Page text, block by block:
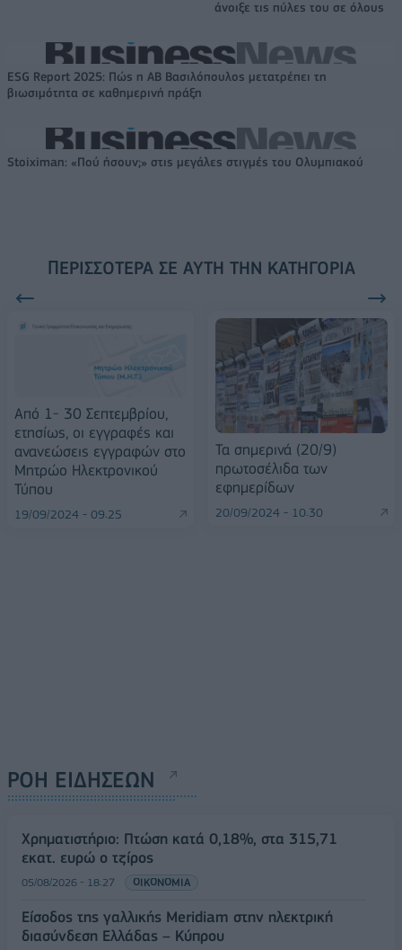
άνοιξε τις πύλες του σε όλους
ESG Report 2025: Πώς η ΑΒ Βασιλόπουλος μετατρέπει τη
βιωσιμότητα σε καθημερινή πράξη
Stoiximan: «Πού ήσουν;» στις μεγάλες στιγμές του Ολυμπιακού
ΠΕΡΙΣΣΌΤΕΡΑ ΣΕ ΑΥΤΉ ΤΗΝ ΚΑΤΗΓΟΡΊΑ
Από 1- 30 Σεπτεμβρίου,
ετησίως, οι εγγραφές και
ανανεώσεις εγγραφών στο
Μητρώο Ηλεκτρονικού
Τύπου
19/09/2024 - 09:25
Τα σημερινά (20/9)
πρωτοσέλιδα των
εφημερίδων
20/09/2024 - 10:30
ΡΟΗ ΕΙΔΗΣΕΩΝ
Χρηματιστήριο: Πτώση κατά 0,18%, στα 315,71
εκατ. ευρώ ο τζίρος
05/08/2026 - 18:27 ΟΙΚΟΝΟΜΙΑ
Είσοδος της γαλλικής Meridiam στην ηλεκτρική
διασύνδεση Ελλάδας – Κύπρου